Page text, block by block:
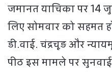
जमानत याचिका पर 14
लिए सोमवार को सहमत
डी.वाई. चंद्रचूड़ और
पीठ इस मामले पर